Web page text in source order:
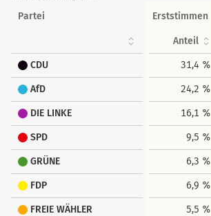
Partei Erststimmen
Anteil
CDU 31,4 %
AfD 24,2 %
DIE LINKE 16,1 %
SPD 9,5 %
GRÜNE 6,3 %
FDP 6,9 %
FREIE WÄHLER 5,5 %